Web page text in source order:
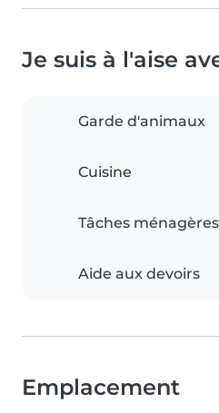
Je suis à l'aise
Garde d'animaux
Cuisine
Tâches ménagères
Aide aux devoirs
Emplacement